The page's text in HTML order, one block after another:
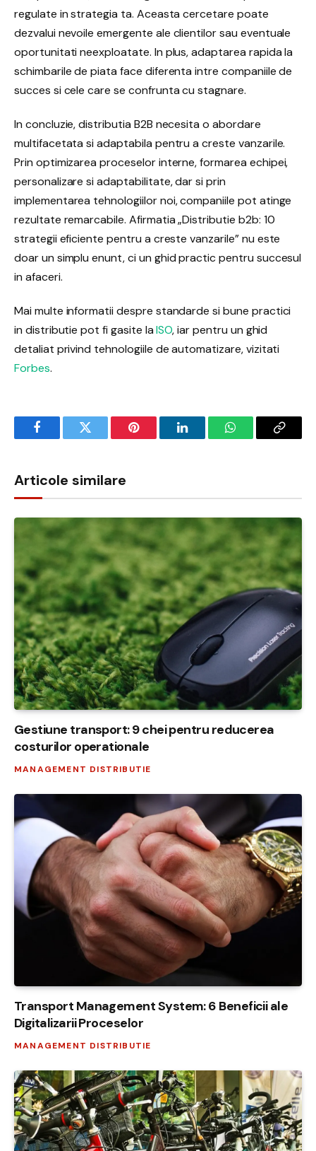
regulate in strategia ta. Aceasta cercetare poate
dezvalui nevoile emergente ale clientilor sau eventuale
oportunitati neexploatate. In plus, adaptarea rapida la
schimbarile de piata face diferenta intre companiile de
succes si cele care se confrunta cu stagnare.
In concluzie, distributia B2B necesita o abordare
multifacetata si adaptabila pentru a creste vanzarile.
Prin optimizarea proceselor interne, formarea echipei,
personalizare si adaptabilitate, dar si prin
implementarea tehnologiilor noi, companiile pot atinge
rezultate remarcabile. Afirmatia „Distributie b2b: 10
strategii eficiente pentru a creste vanzarile” nu este
doar un simplu enunt, ci un ghid practic pentru succesul
in afaceri.
Mai multe informatii despre standarde si bune practici
in distributie pot fi gasite laISO, iar pentru un ghid
detaliat privind tehnologiile de automatizare, vizitati
Forbes.
FacebookTwitter Pinterest LinkedInWhatsAppCopy
Articole similare
Gestiune transport: 9 chei pentru reducerea
costurilor operationale
MANAGEMENT DISTRIBUTIE
Transport Management System: 6 Beneficii ale
Digitalizarii Proceselor
MANAGEMENT DISTRIBUTIE